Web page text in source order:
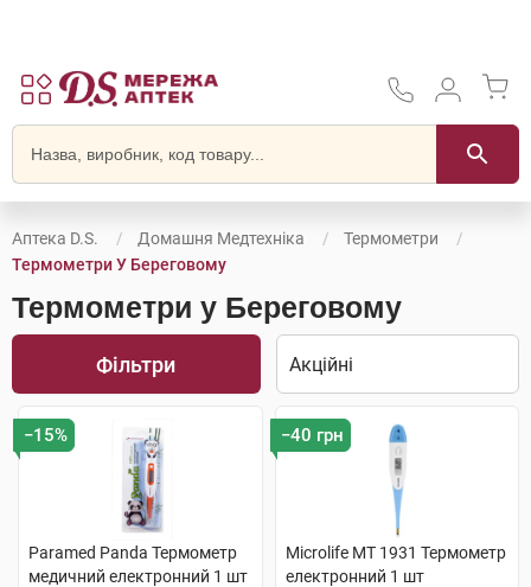
Аптека D.S. Домашня Медтехніка
Термометри
Термометри У Береговому
Термометри у Береговому
Фільтри
−15%
Paramed Panda Термометр
медичний електронний 1 шт
−40 грн
Microlife MT 1931 Термометр
електронний 1 шт